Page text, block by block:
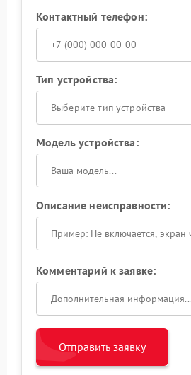
Контактный телефон:
Тип устройства:
Выберите тип устройства
Модель устройства:
Описание неисправности:
Комментарий к заявке:
Отправить заявку